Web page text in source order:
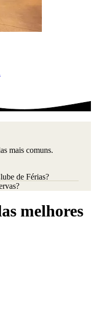
mais comuns.
de Férias?
melhores